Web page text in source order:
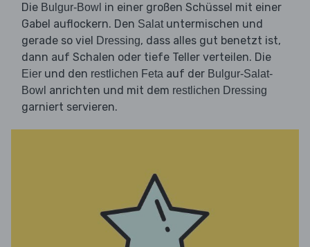
Die Bulgur-Bowl in einer großen Schüssel mit einer
Gabel auflockern. Den Salatuntermischen und
gerade so viel
Dressing, dass alles gut benetzt ist,
dann auf Schalen oder tiefe Teller verteilen. Die
Eier und den restlichen Feta auf der Bulgur-Salat-
Bowl anrichten und mit dem restlichen Dressing
garniert servieren.